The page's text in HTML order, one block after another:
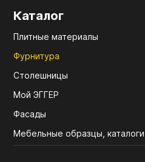
Каталог
Плитные материалы
Фурнитура
Столешницы
Мой ЭГГЕР
Фасады
Мебельные образцы, каталоги